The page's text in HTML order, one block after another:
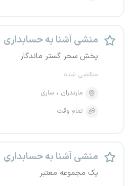
منشی آشنا به حسابداری
پخش سحر گستر ماندگار
منقضی شده
مازندران
ساری
تمام وقت
منشی آشنا به حسابداری
یک مجموعه معتبر